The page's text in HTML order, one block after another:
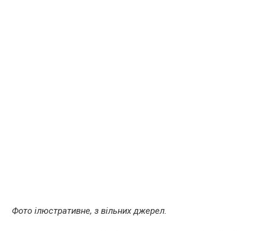
Фото ілюстративне, з вільних джерел.